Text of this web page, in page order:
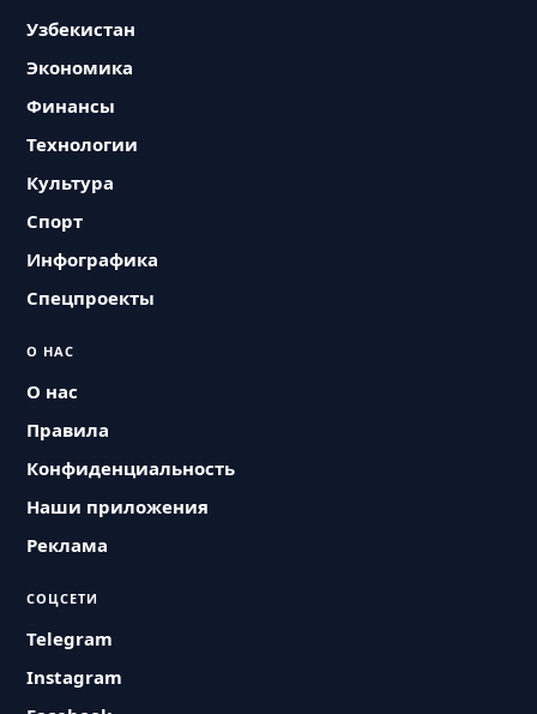
Узбекистан
Экономика
Финансы
Технологии
Культура
Спорт
Инфографика
Спецпроекты
О НАС
О нас
Правила
Конфиденциальность
Наши приложения
Реклама
СОЦСЕТИ
Telegram
Instagram